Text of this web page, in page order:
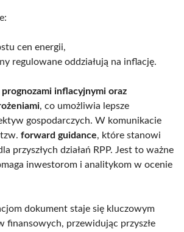
cen energii,
regulowane oddziałują na inflację.
prognozami inflacyjnymi oraz
, co umożliwia lepsze
gospodarczych. W komunikacie
forward guidance, które stanowi
przyszłych działań RPP. Jest to ważne
inwestorom i analitykom w ocenie
dokument staje się kluczowym
finansowych, przewidując przyszłe